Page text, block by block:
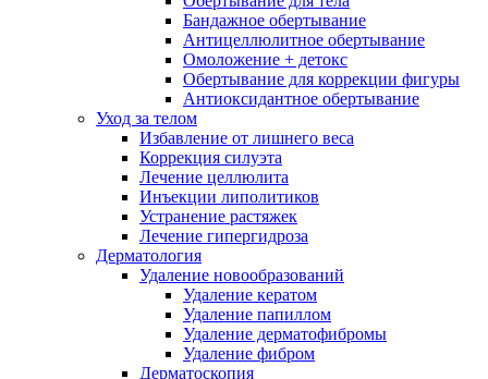
Бандажное обертывание
Антицеллюлитное обертывание
Омоложение + детокс
Обертывание для коррекции фигуры
Антиоксидантное обертывание
Уход за телом
Избавление от лишнего веса
Коррекция силуэта
Лечение целлюлита
Инъекции липолитиков
Устранение растяжек
Лечение гипергидроза
Дерматология
Удаление новообразований
Удаление кератом
Удаление папиллом
Удаление дерматофибромы
Удаление фибром
Дерматоскопия